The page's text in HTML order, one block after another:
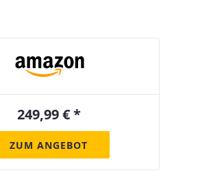
249,99 € *
ZUM ANGEBOT